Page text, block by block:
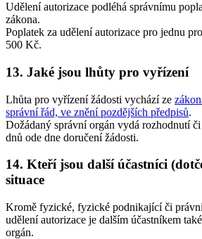
Udělení autorizace podléhá správnímu
zákona.
Poplatek za udělení autorizace pro jednu
500 Kč.
13. Jaké jsou lhůty pro vyřízení
Lhůta pro vyřízení žádosti vychází ze
správní řád, ve znění pozdějších předpisů.
Dožádaný správní orgán vydá rozhodnutí
dnů ode dne doručení žádosti.
14. Kteří jsou další účastníci
situace
Kromě fyzické, fyzické podnikající či
udělení autorizace je dalším účastníkem
orgán.